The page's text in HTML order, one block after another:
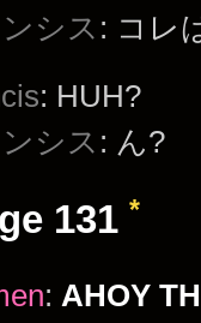
シス : コレ
: HUH?
シス : ん?
131 *
: AHOY